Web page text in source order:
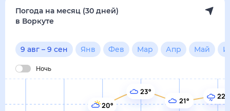
Погода на месяц (30 дней)
в Воркуте
9 авг – 9 сен Янв Фев Мар Апр Май
Ночь
20°
23°
21°
22°